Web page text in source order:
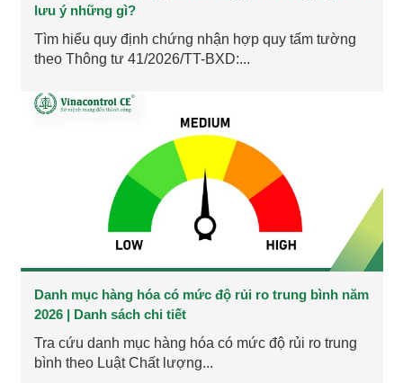
lưu ý những gì?
Tìm hiểu quy định chứng nhận hợp quy tấm tường
theo Thông tư 41/2026/TT-BXD:...
Danh mục hàng hóa có mức độ rủi ro trung bình năm
2026 | Danh sách chi tiết
Tra cứu danh mục hàng hóa có mức độ rủi ro trung
bình theo Luật Chất lượng...